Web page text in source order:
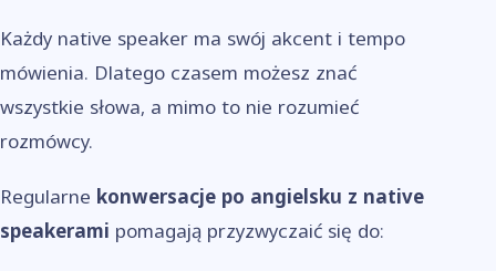
Każdy native speaker ma swój akcent i tempo
mówienia. Dlatego czasem możesz znać
wszystkie słowa, a mimo to nie rozumieć
rozmówcy.
Regularne konwersacje po angielsku z native
speakerami pomagają przyzwyczaić się do: